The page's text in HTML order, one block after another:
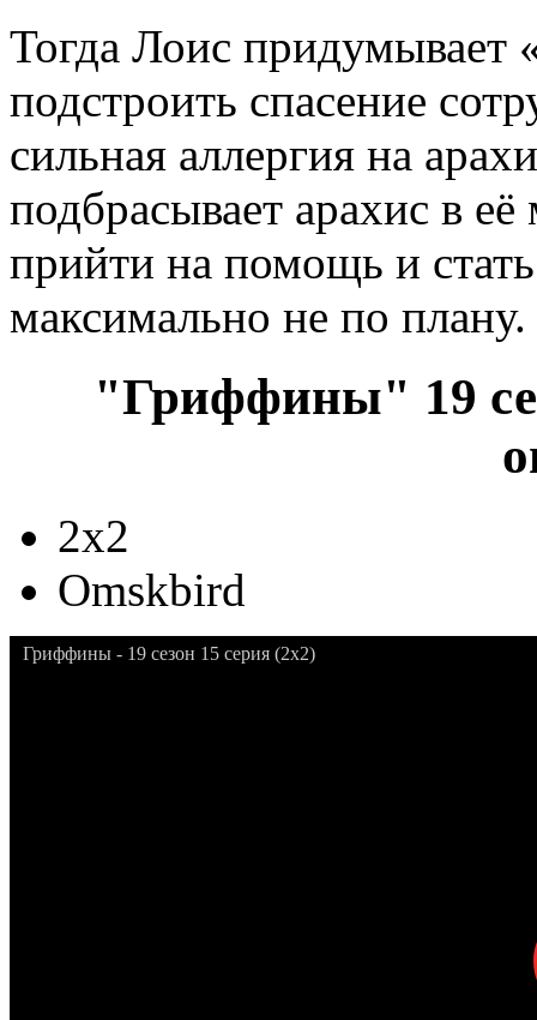
Тогда Лоис придумывает
подстроить спасение
сильная аллергия на
подбрасывает арахис в
прийти на помощь и
максимально не по плану.
"Гриффины" 19
2x2
Omskbird
Гриффины - 19 сезон 15 серия (2x2)